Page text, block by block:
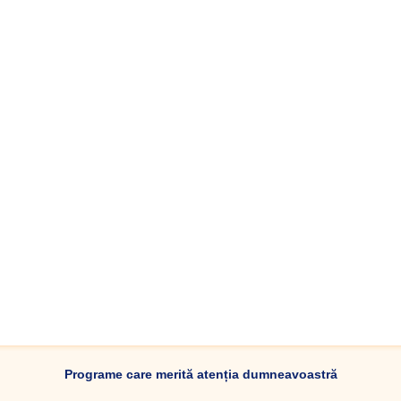
Programe care merită atenția dumneavoastră